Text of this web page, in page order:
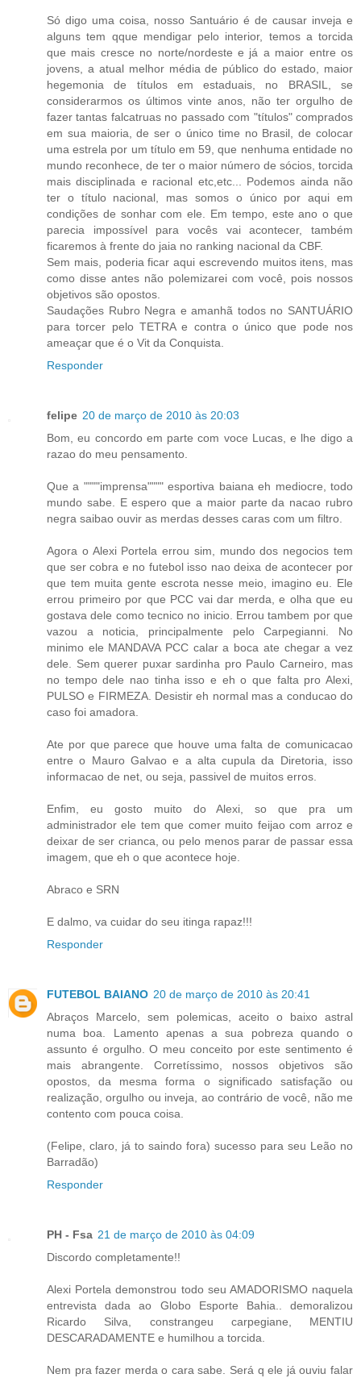
Só digo uma coisa, nosso Santuário é de causar inveja e
alguns tem qque mendigar pelo interior, temos a torcida
que mais cresce no norte/nordeste e já a maior entre os
jovens, a atual melhor média de público do estado, maior
hegemonia de títulos em estaduais, no BRASIL, se
considerarmos os últimos vinte anos, não ter orgulho de
fazer tantas falcatruas no passado com "títulos" comprados
em sua maioria, de ser o único time no Brasil, de colocar
uma estrela por um título em 59, que nenhuma entidade no
mundo reconhece, de ter o maior número de sócios, torcida
mais disciplinada e racional etc,etc... Podemos ainda não
ter o título nacional, mas somos o único por aqui em
condições de sonhar com ele. Em tempo, este ano o que
parecia impossível para vocês vai acontecer, também
ficaremos à frente do jaia no ranking nacional da CBF.
Sem mais, poderia ficar aqui escrevendo muitos itens, mas
como disse antes não polemizarei com você, pois nossos
objetivos são opostos.
Saudações Rubro Negra e amanhã todos no SANTUÁRIO
para torcer pelo TETRA e contra o único que pode nos
ameaçar que é o Vit da Conquista.
Responder
felipe 20 de março de 2010 às 20:03
Bom, eu concordo em parte com voce Lucas, e lhe digo a
razao do meu pensamento.
Que a """"imprensa"""" esportiva baiana eh mediocre, todo
mundo sabe. E espero que a maior parte da nacao rubro
negra saibao ouvir as merdas desses caras com um filtro.
Agora o Alexi Portela errou sim, mundo dos negocios tem
que ser cobra e no futebol isso nao deixa de acontecer por
que tem muita gente escrota nesse meio, imagino eu. Ele
errou primeiro por que PCC vai dar merda, e olha que eu
gostava dele como tecnico no inicio. Errou tambem por que
vazou a noticia, principalmente pelo Carpegianni. No
minimo ele MANDAVA PCC calar a boca ate chegar a vez
dele. Sem querer puxar sardinha pro Paulo Carneiro, mas
no tempo dele nao tinha isso e eh o que falta pro Alexi,
PULSO e FIRMEZA. Desistir eh normal mas a conducao do
caso foi amadora.
Ate por que parece que houve uma falta de comunicacao
entre o Mauro Galvao e a alta cupula da Diretoria, isso
informacao de net, ou seja, passivel de muitos erros.
Enfim, eu gosto muito do Alexi, so que pra um
administrador ele tem que comer muito feijao com arroz e
deixar de ser crianca, ou pelo menos parar de passar essa
imagem, que eh o que acontece hoje.
Abraco e SRN
E dalmo, va cuidar do seu itinga rapaz!!!
Responder
FUTEBOL BAIANO 20 de março de 2010 às 20:41
Abraços Marcelo, sem polemicas, aceito o baixo astral
numa boa. Lamento apenas a sua pobreza quando o
assunto é orgulho. O meu conceito por este sentimento é
mais abrangente. Corretíssimo, nossos objetivos são
opostos, da mesma forma o significado satisfação ou
realização, orgulho ou inveja, ao contrário de você, não me
contento com pouca coisa.
(Felipe, claro, já to saindo fora) sucesso para seu Leão no
Barradão)
Responder
PH - Fsa 21 de março de 2010 às 04:09
Discordo completamente!!
Alexi Portela demonstrou todo seu AMADORISMO naquela
entrevista dada ao Globo Esporte Bahia.. demoralizou
Ricardo Silva, constrangeu carpegiane, MENTIU
DESCARADAMENTE e humilhou a torcida.
Nem pra fazer merda o cara sabe. Será q ele já ouviu falar